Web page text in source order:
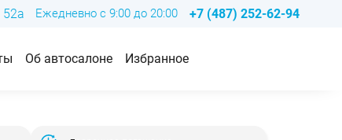
52а Ежедневно с 9:00 до 20:00 +7 (487) 252-62-94
Об автосалоне Избранное